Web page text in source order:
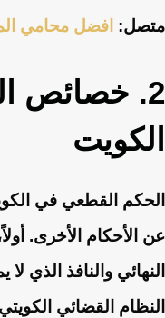
متصل: افضل محامي
2. خصائص
الكويت
الحكم القطعي في
عن الأحكام الأخرى.
النهائي والنافذ الذي
النظام القضائي